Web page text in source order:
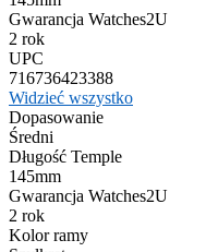
Gwarancja Watches2U
2 rok
UPC
716736423388
Widzieć wszystko
Dopasowanie
Średni
Długość Temple
145mm
Gwarancja Watches2U
2 rok
Kolor ramy